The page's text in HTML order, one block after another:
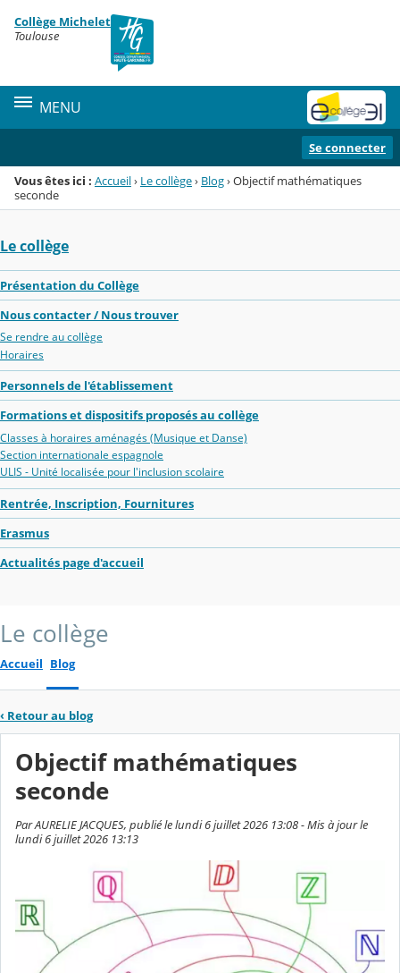
Menu de la rubrique
Contenu
Collège Michelet
Toulouse
MENU
Se connecter
Vous êtes ici : Accueil› Le collège› Blog›Objectif mathématiques
seconde
Le collège
Présentation du Collège
Nous contacter / Nous trouver
Se rendre au collège
Horaires
Personnels de l'établissement
Formations et dispositifs proposés au collège
Classes à horaires aménagés (Musique et Danse)
Section internationale espagnole
ULIS - Unité localisée pour l'inclusion scolaire
Rentrée, Inscription, Fournitures
Erasmus
Actualités page d'accueil
Le collège
Accueil Blog
‹ Retour au blog
Objectif mathématiques
seconde
Par AURELIE JACQUES, publié le lundi 6 juillet 2026 13:08 - Mis à jour le
lundi 6 juillet 2026 13:13